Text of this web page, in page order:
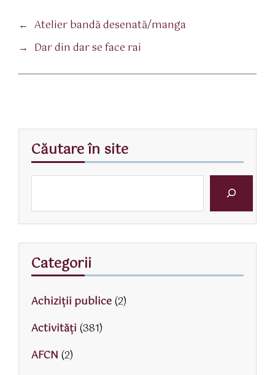
← Atelier bandă desenată/manga
→ Dar din dar se face rai
Căutare în site
Categorii
Achiziții publice(2)
Activităţi (381)
AFCN (2)